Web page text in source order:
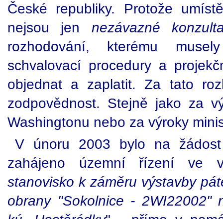
České republiky. Protože
nejsou jen nezávazné
rozhodování, kterému
schvalovací procedury a
objednat a zaplatit. Za tato
zodpovědnost. Stejně jako za
Washingtonu nebo za výroky
V únoru 2003 bylo na
zahájeno územní řízení ve
stanovisko k záměru výstavby
obrany "Sokolnice - 2WI22002"